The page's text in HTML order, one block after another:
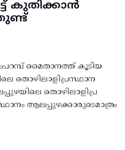
കുതിക്കാൻ
മൈതാനത്ത്‌ കൂടിയ
തൊഴിലാളിപ്രസ്ഥാന
തൊഴിലാളിപ്ര
ആലപ്പുഴക്കാരുടെമാത്രം